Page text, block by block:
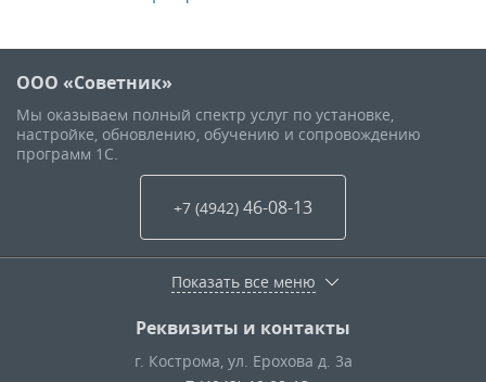
ООО «Советник»
Мы оказываем полный спектр услуг по установке,
настройке, обновлению, обучению и сопровождению
программ 1С.
+7 (4942) 46-08-13
Показать все меню
Реквизиты и контакты
г. Кострома, ул. Ерохова д. 3а